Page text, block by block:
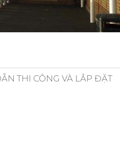
THI CÔNG VÀ LẮP ĐẶT